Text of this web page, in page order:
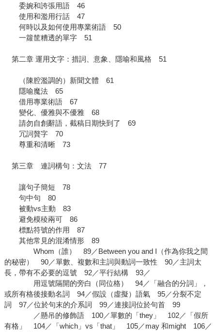
委婉和誇張用語 46
使用和濫用行話 47
何時以及如何使用專業術語 50
一籮筐糟透的單字 51
第二章 運用文字：措詞、意象、隱喻和風格 51
（陳腔濫調的）新聞文體 61
隱喻魔法 65
借用專業術語 67
變化、優雅與不優雅 68
請勿自創辭語，截稿日期快到了 69
冗詞贅字 70
尊重和清晰 73
第三章 連詞構句：文法 77
讓句子簡短 78
句中句 80
被動vs主動 83
避免模稜兩可 86
標點符號的作用 87
其他常見的混淆情形 89
Whom（誰） 89／Between you and I（作為你我之間
的秘密） 90／單數、複數和主詞與動詞一致性 90／主詞太
長，帶有不必要的逗號 92／平行結構 93／
用逗號隔開的旁白（同位格） 94／「融合的分詞」，
或所有格後接動名詞 94／假設（虛擬）語氣 95／分裂不定
詞 97／位於句末的介系詞 99／連接詞位於句首 99
／懸吊的修飾語 100／單數的「they」 102／「假所
有格」 104／「which」vs「that」 105／may 和might 106／